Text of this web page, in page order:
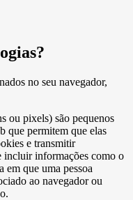
no seu navegador,
ou pixels) são pequenos
que permitem que elas
e transmitir
incluir informações como o
em que uma pessoa
ao navegador ou